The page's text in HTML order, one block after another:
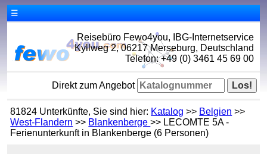
☰
Reisebüro Fewo4you, IBG-Internetservice
Kyllweg 2, 06217 Merseburg, Deutschland
Telefon: +49 (0) 3461 45 69 00
Direkt zum Angebot
81824 Unterkünfte, Sie sind hier: Katalog >> Belgien >>
West-Flandern >> Blankenberge>> LECOMTE 5A -
Ferienunterkunft in Blankenberge (6 Personen)